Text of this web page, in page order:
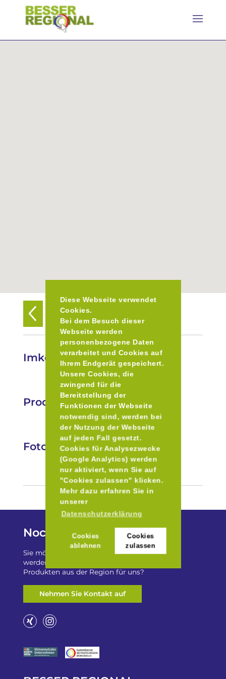
Diese Webseite verwendet
Cookies.
Bei dem Besuch dieser
Webseite werden
personenbezogene Daten
verarbeitet und Cookies auf
Ihrem Endgerät gespeichert.
Unsere Cookies, die
zwingend für die
Bereitstellung der
Funktionen der Webseite
notwendig sind, werden bei
der Nutzung der Webseite
auf jeden Fall gesetzt.
Cookies für Analysezwecke
(Google Analytics) werden
nur aktiviert, wenn Sie auf
"Cookies zulassen" klicken.
Mehr dazu erfahren Sie in
unserer
Datenschutzerklärung
Cookies
ablehnen
Cookies
zulassen
Zurück zur Übersicht
Imkerei Heinrich Pfaff
Produkte
Fotos
Noch Fragen?
Sie möchten auf „Besser Regional“ gelistet
werden? Oder haben Sie einen Freizeittip zu
Produkten aus der Region für uns?
Nehmen Sie Kontakt auf